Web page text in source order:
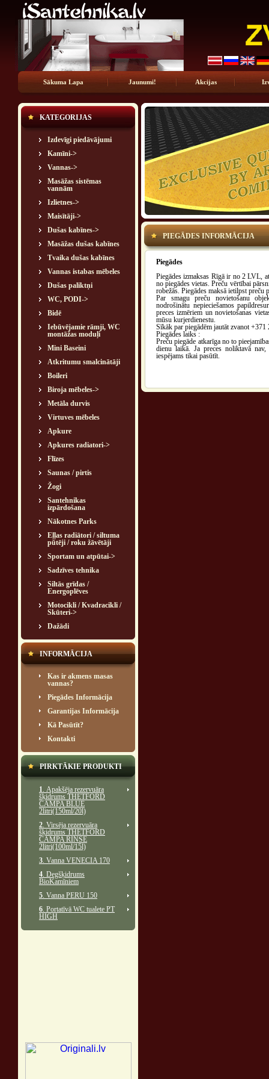
Sākuma Lapa Jaunumi! Akcijas
KATEGORIJAS
Izdevīgi piedāvājumi
Kamīni->
Vannas->
Masāžas sistēmas
vannām
Izlietnes->
Maisītāji->
Dušas kabīnes->
Masāžas dušas kabīnes
Tvaika dušas kabīnes
Vannas istabas mēbeles
Dušas paliktņi
WC, PODI->
Bidē
Iebūvējamie rāmji, WC
montāžas moduļi
Mini Baseini
Atkritumu smalcinātāji
Boileri
Biroja mēbeles->
Metāla durvis
Virtuves mēbeles
Apkure
Apkures radiatori->
Flīzes
Saunas / pirtis
Žogi
Santehnikas
izpārdošana
Nākotnes Parks
Eļļas radiātori / siltuma
pūtēji / roku žāvētāji
Sportam un atpūtai->
Sadzīves tehnika
Siltās grīdas /
Energoplēves
Motocikli / Kvadracikli /
Skūteri->
Dažādi
INFORMĀCIJA
Kas ir akmens masas
vannas?
Piegādes Informācija
Garantijas Informācija
Kā Pasūtīt?
Kontakti
PIRKTĀKIE PRODUKTI
1. Apakšēja rezervuāra
šķidrums THETFORD
CAMPA BLUE
2litri(150ml/20l)
2. Virsēja rezervuāra
šķidrums THETFORD
CAMPA RINSE
2litri(100ml/15l)
3. Vanna VENECIA 170
4. Degšķidrums
BioKamīniem
5. Vanna PERU 150
6. Portatīvā WC tualete PT
HIGH
PIEGĀDES INFORMĀCIJA
Piegādes
Piegādes izmaksas Rīgā ir no 2 LVL,
no piegādes vietas. Preču vērtībai
robežās. Piegādes maksā ietilpst
Par smagu preču novietošanu
nodrošinātu nepieciešamos
preces izmēriem un novietošanas
mūsu kurjerdienestu.
Sīkāk par piegādēm jautāt zvanot
Piegādes laiks :
Preču piegāde atkarīga no to
dienu laikā. Ja preces noliktavā
iespējams tikai pasūtīt.